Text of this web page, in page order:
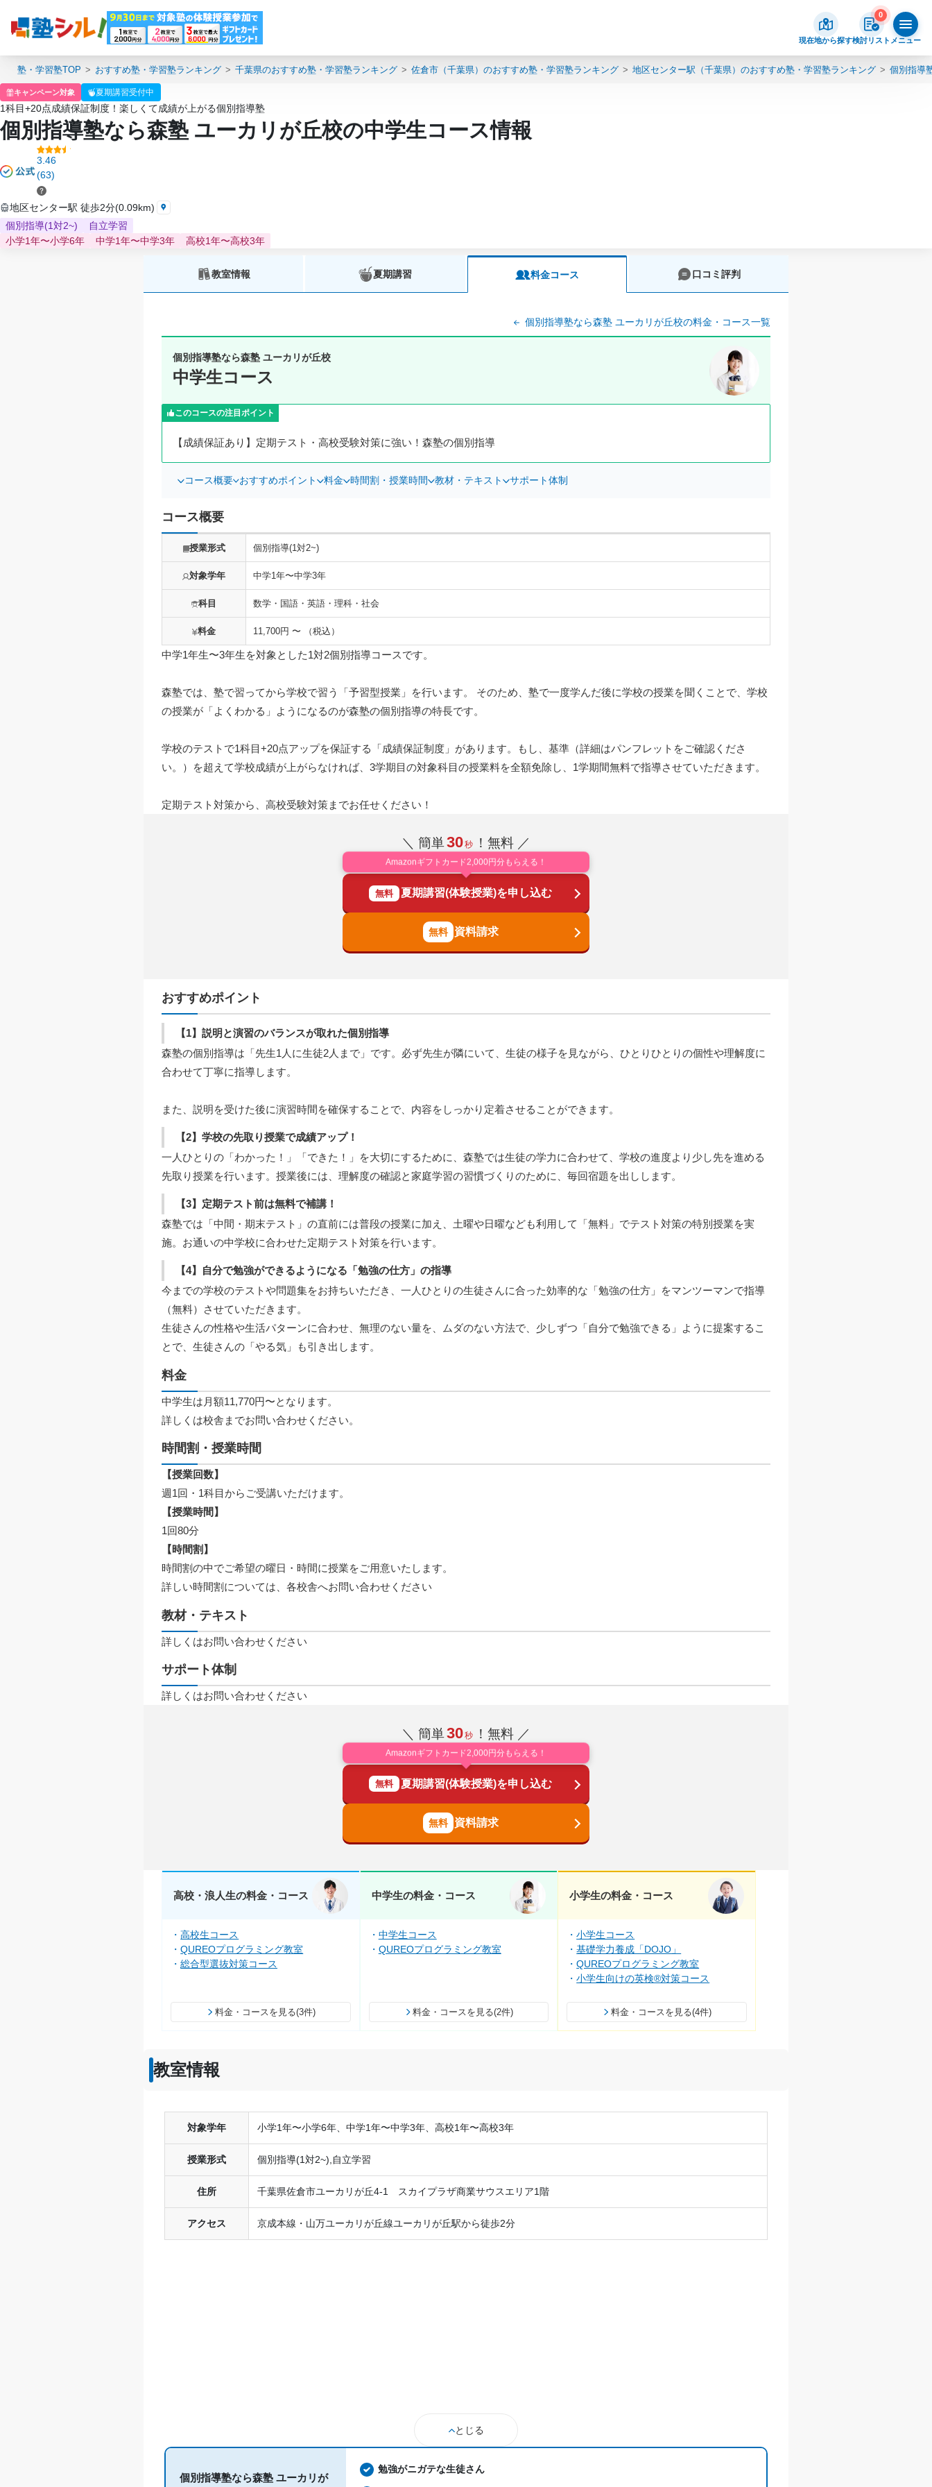
現在地から探す
0
検討リスト メニュー
塾・学習塾TOP おすすめ塾・学習塾ランキング 千葉県のおすすめ塾・学習塾ランキング 佐倉市（千葉県）のおすすめ塾・学習塾ランキング 地区センター駅（千葉県）のおすすめ塾・学習塾ランキング 個別指導
キャンペーン対象 夏期講習受付中
1科目+20点成績保証制度！楽しくて成績が上がる個別指導塾
個別指導塾なら森塾 ユーカリが丘校の中学生コース情報
3.46
(63)
地区センター駅 徒歩2分(0.09km)
個別指導(1対2~)
自立学習
小学1年〜小学6年
中学1年〜中学3年 高校1年〜高校3年
教室情報 夏期講習 料金コース 口コミ評判
個別指導塾なら森塾 ユーカリが丘校の料金・コース一覧
個別指導塾なら森塾 ユーカリが丘校
中学生コース
このコースの注目ポイント
【成績保証あり】定期テスト・高校受験対策に強い！森塾の個別指導
コース概要 おすすめポイント 料金 時間割・授業時間 教材・テキスト サポート体制
コース概要
授業形式 個別指導(1対2~)
対象学年 中学1年〜中学3年
科目 数学・国語・英語・理科・社会
料金 11,700円 〜 （税込）
中学1年生〜3年生を対象とした1対2個別指導コースです。
森塾では、塾で習ってから学校で習う「予習型授業」を行います。 そのため、塾で一度学んだ後に学校の授業を聞くことで、学校
の授業が「よくわかる」ようになるのが森塾の個別指導の特長です。
学校のテストで1科目+20点アップを保証する「成績保証制度」があります。もし、基準（詳細はパンフレットをご確認くださ
い。）を超えて学校成績が上がらなければ、3学期目の対象科目の授業料を全額免除し、1学期間無料で指導させていただきます。
定期テスト対策から、高校受験対策までお任せください！
＼ 簡単30秒 ！無料 ／
Amazonギフトカード2,000円分もらえる！
無料 夏期講習(体験授業)を申し込む
資料請求
おすすめポイント
【1】説明と演習のバランスが取れた個別指導
森塾の個別指導は「先生1人に生徒2人まで」です。必ず先生が隣にいて、生徒の様子を見ながら、ひとりひとりの個性や理解度に
合わせて丁寧に指導します。
また、説明を受けた後に演習時間を確保することで、内容をしっかり定着させることができます。
【2】学校の先取り授業で成績アップ！
一人ひとりの「わかった！」「できた！」を大切にするために、森塾では生徒の学力に合わせて、学校の進度より少し先を進める
先取り授業を行います。授業後には、理解度の確認と家庭学習の習慣づくりのために、毎回宿題を出しします。
【3】定期テスト前は無料で補講！
森塾では「中間・期末テスト」の直前には普段の授業に加え、土曜や日曜なども利用して「無料」でテスト対策の特別授業を実
施。お通いの中学校に合わせた定期テスト対策を行います。
【4】自分で勉強ができるようになる「勉強の仕方」の指導
今までの学校のテストや問題集をお持ちいただき、一人ひとりの生徒さんに合った効率的な「勉強の仕方」をマンツーマンで指導
（無料）させていただきます。
生徒さんの性格や生活パターンに合わせ、無理のない量を、ムダのない方法で、少しずつ「自分で勉強できる」ように提案するこ
とで、生徒さんの「やる気」も引き出します。
料金
中学生は月額11,770円〜となります。
詳しくは校舎までお問い合わせください。
時間割・授業時間
【授業回数】
週1回・1科目からご受講いただけます。
【授業時間】
1回80分
【時間割】
時間割の中でご希望の曜日・時間に授業をご用意いたします。
詳しい時間割については、各校舎へお問い合わせください
教材・テキスト
詳しくはお問い合わせください
サポート体制
詳しくはお問い合わせください
＼ 簡単30秒 ！無料 ／
Amazonギフトカード2,000円分もらえる！
無料 夏期講習(体験授業)を申し込む
資料請求
高校・浪人生の料金・コース
高校生コース
QUREOプログラミング教室
総合型選抜対策コース
料金・コースを見る(3件)
中学生の料金・コース
中学生コース
QUREOプログラミング教室
料金・コースを見る(2件)
小学生の料金・コース
小学生コース
基礎学力養成「DOJO」
QUREOプログラミング教室
小学生向けの英検®対策コース
料金・コースを見る(4件)
教室情報
対象学年 小学1年〜小学6年、中学1年〜中学3年、高校1年〜高校3年
授業形式 個別指導(1対2~),自立学習
住所 千葉県佐倉市ユーカリが丘4-1 スカイプラザ商業サウスエリア1階
アクセス 京成本線・山万ユーカリが丘線ユーカリが丘駅から徒歩2分
とじる
個別指導塾なら森塾 ユーカリが
勉強がニガテな生徒さん